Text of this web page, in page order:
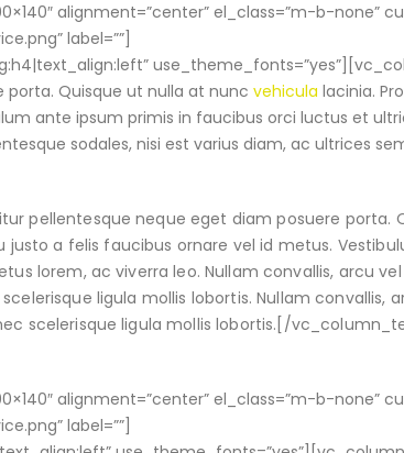
alignment=”center” el_class=”m-b-none”
label=””]
Quisque ut nulla at nunc vehicula lacinia.
ante ipsum primis in faucibus orci luctus et
sodales, nisi est varius diam, ac ultrices
pellentesque neque eget diam posuere porta.
a felis faucibus ornare vel id metus.
lorem, ac viverra leo. Nullam convallis, arcu
ligula mollis lobortis. Nullam convallis,
scelerisque ligula mollis lobortis.[/
alignment=”center” el_class=”m-b-none”
label=””]